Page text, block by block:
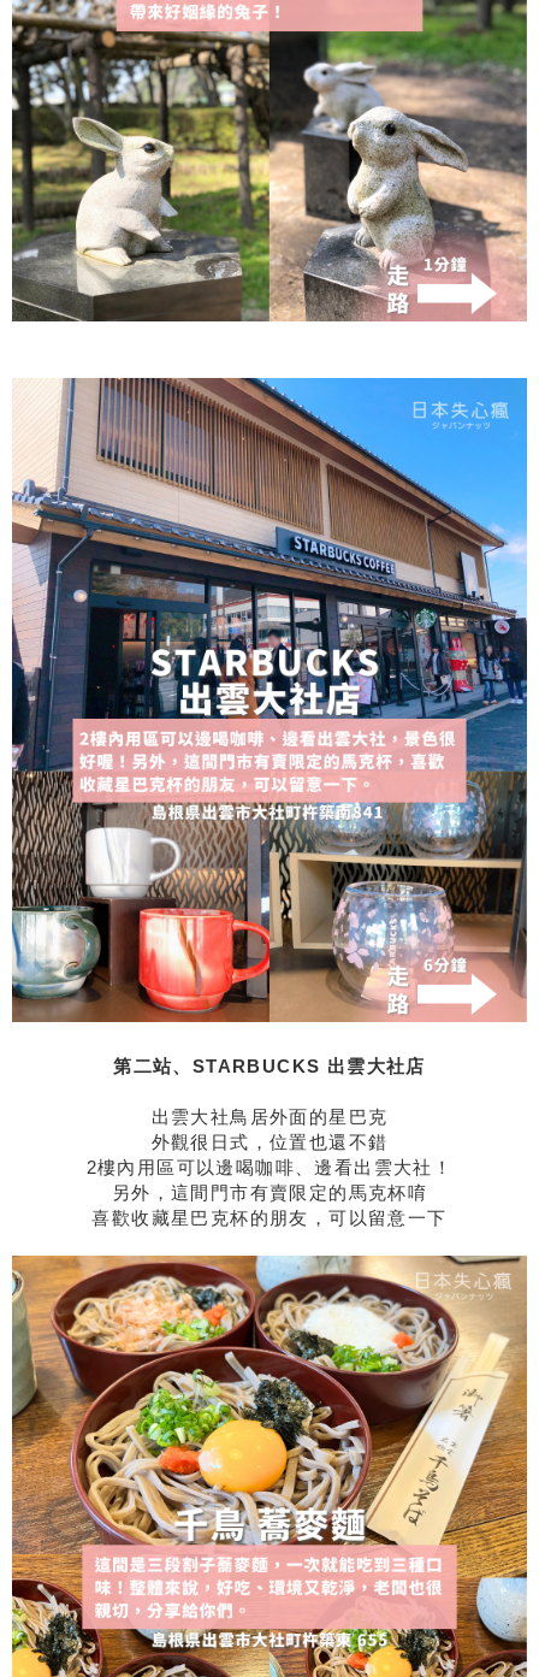
第二站、STARBUCKS 出雲大社店
出雲大社鳥居外面的星巴克
外觀很日式，位置也還不錯
2樓內用區可以邊喝咖啡、邊看出雲大社！
另外，這間門市有賣限定的馬克杯唷
喜歡收藏星巴克杯的朋友，可以留意一下